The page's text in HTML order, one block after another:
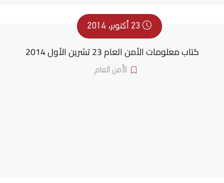
23 أكتوبر، 2014
كتاب معلومات الأمن العام 23 تشرين الأول 2014
الأمن العام